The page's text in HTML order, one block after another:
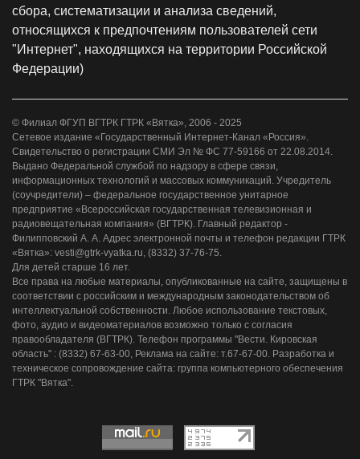
сбора, систематизации и анализа сведений,
относящихся к предпочтениям пользователей сети
"Интернет", находящихся на территории Российской
Федерации)
© Филиал ФГУП ВГТРК ГТРК «Вятка», 2006 - 2025
Сетевое издание «Государственный Интернет-Канал «Россия».
Свидетельство о регистрации СМИ Эл № ФС 77-59166 от 22.08.2014.
Выдано Федеральной службой по надзору в сфере связи,
информационных технологий и массовых коммуникаций. Учредитель
(соучредители) – федеральное государственное унитарное
предприятие «Всероссийская государственная телевизионная и
радиовещательная компания» (ВГТРК). Главный редактор -
Филипповский А. А. Адрес электронной почты и телефон редакции ГТРК
«Вятка»: vesti@gtrk-vyatka.ru, (8332) 37-76-75.
Для детей старше 16 лет.
Все права на любые материалы, опубликованные на сайте, защищены в
соответствии с российским и международным законодательством об
интеллектуальной собственности. Любое использование текстовых,
фото, аудио и видеоматериалов возможно только с согласия
правообладателя (ВГТРК). Телефон программы "Вести. Кировская
область" : (8332) 67-63-00, Реклама на сайте: т.67-67-00. Разработка и
техническое сопровождение сайта: группа компьютерного обеспечения
ГТРК "Вятка".